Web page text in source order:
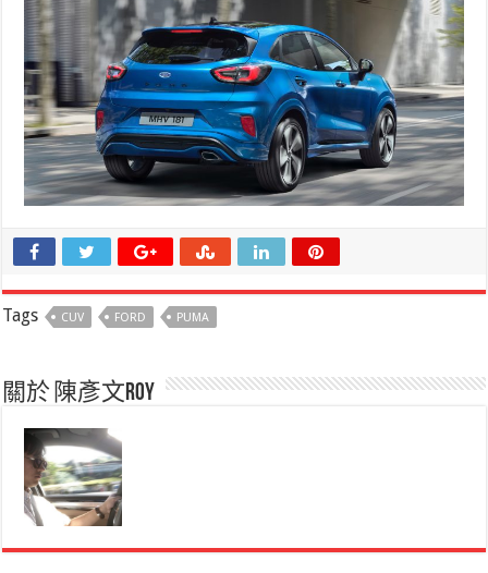
Tags CUV FORD PUMA
關於 陳彥文Roy